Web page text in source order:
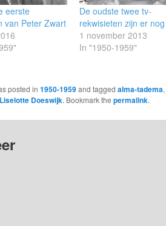
eerste
van Peter Zwart
De oudste twee tv-
rekwisieten zijn er nog
1 november 2013
In "1950-1959"
posted in 1950-1959and tagged alma-tadema,
Liselotte Doeswijk. Bookmark the permalink.